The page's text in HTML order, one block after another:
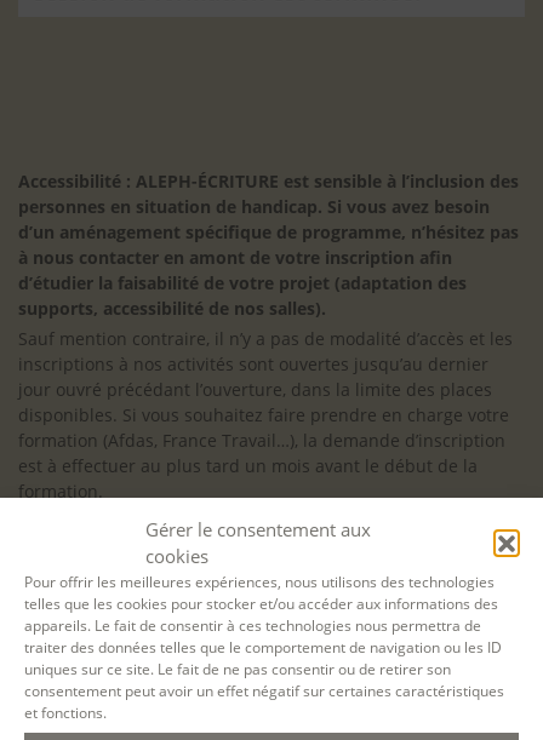
Gérer le consentement aux
cookies
Pour offrir les meilleures expériences, nous utilisons des technologies
telles que les cookies pour stocker et/ou accéder aux informations des
appareils. Le fait de consentir à ces technologies nous permettra de
traiter des données telles que le comportement de navigation ou les ID
uniques sur ce site. Le fait de ne pas consentir ou de retirer son
consentement peut avoir un effet négatif sur certaines caractéristiques
et fonctions.
Accessibilité : ALEPH-ÉCRITURE est sensible à l’inclusion des
personnes en situation de handicap. Si vous avez besoin
d’un aménagement spécifique de programme, n’hésitez pas
à nous contacter en amont de votre inscription afin
d’étudier la faisabilité de votre projet (adaptation des
supports, accessibilité de nos salles).
Sauf mention contraire, il n’y a pas de modalité d’accès et les
inscriptions à nos activités sont ouvertes jusqu’au dernier
jour ouvré précédant l’ouverture, dans la limite des places
disponibles. Si vous souhaitez faire prendre en charge votre
formation (Afdas, France Travail…), la demande d’inscription
est à effectuer au plus tard un mois avant le début de la
formation.
NOS ATELIERS
L’école d’écriture
La fabrique du manuscrit
Les stages pour artistes-auteurs
Se former à la biographie
Se former à l’animation